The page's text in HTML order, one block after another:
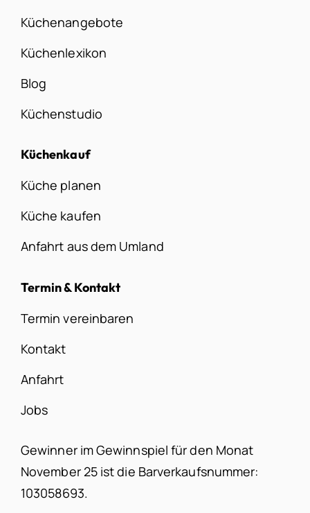
Küchenangebote
Küchenlexikon
Blog
Küchenstudio
Küchenkauf
Küche planen
Küche kaufen
Anfahrt aus dem Umland
Termin & Kontakt
Termin vereinbaren
Kontakt
Anfahrt
Jobs
Gewinner im Gewinnspiel für den Monat
November 25 ist die Barverkaufsnummer:
103058693.